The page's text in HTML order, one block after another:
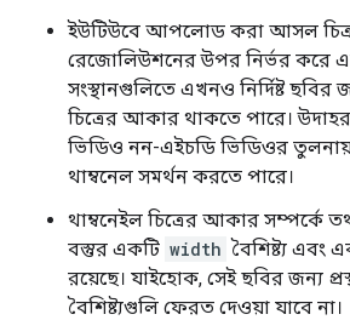
ইউটিউবে আপলোড করা আসল চিত্র
রেজোলিউশনের উপর নির্ভর করে
সংস্থানগুলিতে এখনও নির্দিষ্ট ছবির
চিত্রের আকার থাকতে পারে।
ভিডিও নন-এইচডি ভিডিওর
থাম্বনেল সমর্থন করতে পারে।
থাম্বনেইল চিত্রের আকার সম্পর্কে
বস্তুর একটি width বৈশিষ্ট্য এবং
রয়েছে। যাইহোক, সেই ছবির জন্য
বৈশিষ্ট্যগুলি ফেরত দেওয়া যাবে না।